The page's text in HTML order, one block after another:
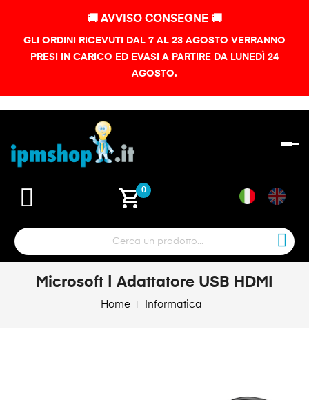
🚚 AVVISO CONSEGNE 🚚
GLI ORDINI RICEVUTI DAL 7 AL 23 AGOSTO VERRANNO
PRESI IN CARICO ED EVASI A PARTIRE DA LUNEDÌ 24
AGOSTO.
shopping_cart0
Microsoft | Adattatore USB HDMI
Home Informatica